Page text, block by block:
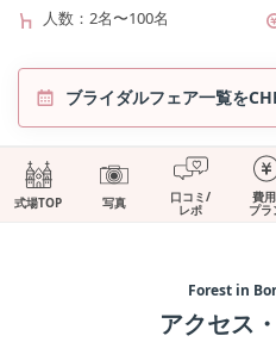
人数
2名〜100名
ブライダルフェア一覧を
式場TOP 写真 口コミ/
レポ
費
プラ
Forest in
アクセス